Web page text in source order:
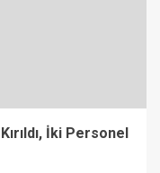
İki Personel